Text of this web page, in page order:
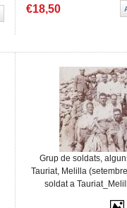
€18,50
Grup de soldats,
Tauriat, Melilla
soldat a